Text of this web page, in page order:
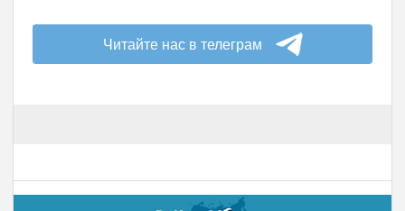
Читайте нас в телеграм